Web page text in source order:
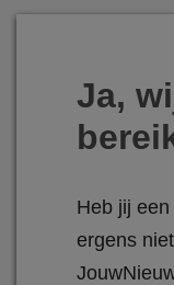
Ja,
Heb jij
ergens